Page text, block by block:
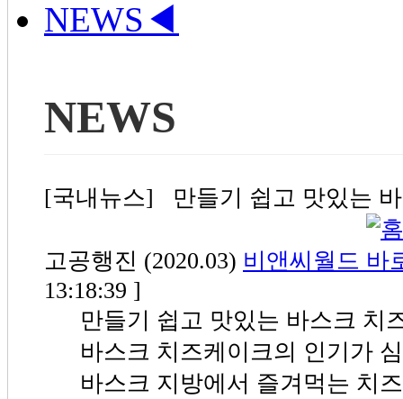
NEWS ◀
NEWS
[국내뉴스] 만들기 쉽고 맛있는
고공행진 (2020.03) 비앤씨월드
13:18:39 ]
만들기 쉽고 맛있는 바스크 치
바스크 치즈케이크의 인기가
바스크 지방에서 즐겨먹는 치